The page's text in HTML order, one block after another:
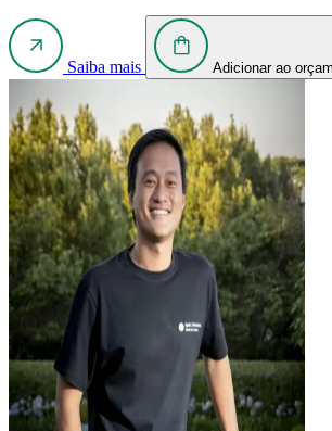
Saiba mais Adicionar ao